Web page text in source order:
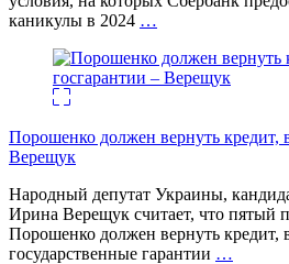
каникулы в 2024 …
Порошенко должен вернуть кредит,
Верещук
Народный депутат Украины,
Ирина Верещук считает, что пятый
Порошенко должен вернуть
государственные гарантии …